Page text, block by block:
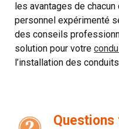
les avantages de
personnel expérimenté
des conseils
solution pour votre
l’installation des